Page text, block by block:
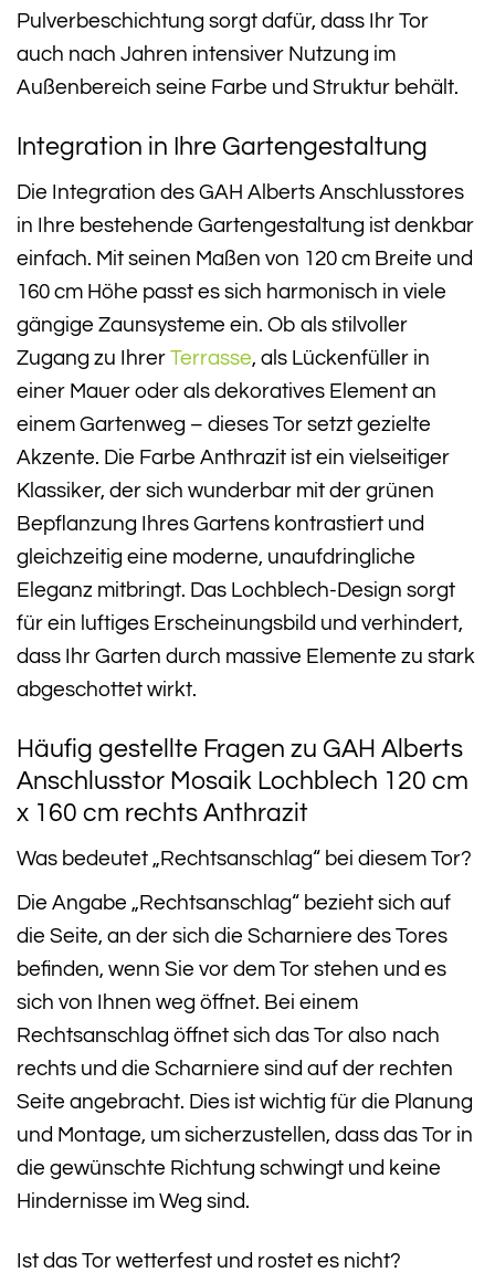
Pulverbeschichtung sorgt dafür, dass Ihr Tor
auch nach Jahren intensiver Nutzung im
Außenbereich seine Farbe und Struktur behält.
Integration in Ihre Gartengestaltung
Die Integration des GAH Alberts Anschlusstores
in Ihre bestehende Gartengestaltung ist denkbar
einfach. Mit seinen Maßen von 120 cm Breite und
160 cm Höhe passt es sich harmonisch in viele
gängige Zaunsysteme ein. Ob als stilvoller
Zugang zu Ihrer Terrasse, als Lückenfüller in
einer Mauer oder als dekoratives Element an
einem Gartenweg – dieses Tor setzt gezielte
Akzente. Die Farbe Anthrazit ist ein vielseitiger
Klassiker, der sich wunderbar mit der grünen
Bepflanzung Ihres Gartens kontrastiert und
gleichzeitig eine moderne, unaufdringliche
Eleganz mitbringt. Das Lochblech-Design sorgt
für ein luftiges Erscheinungsbild und verhindert,
dass Ihr Garten durch massive Elemente zu stark
abgeschottet wirkt.
Häufig gestellte Fragen zu GAH Alberts
Anschlusstor Mosaik Lochblech 120 cm
x 160 cm rechts Anthrazit
Was bedeutet „Rechtsanschlag“ bei diesem Tor?
Die Angabe „Rechtsanschlag“ bezieht sich auf
die Seite, an der sich die Scharniere des Tores
befinden, wenn Sie vor dem Tor stehen und es
sich von Ihnen weg öffnet. Bei einem
Rechtsanschlag öffnet sich das Tor also nach
rechts und die Scharniere sind auf der rechten
Seite angebracht. Dies ist wichtig für die Planung
und Montage, um sicherzustellen, dass das Tor in
die gewünschte Richtung schwingt und keine
Hindernisse im Weg sind.
Ist das Tor wetterfest und rostet es nicht?